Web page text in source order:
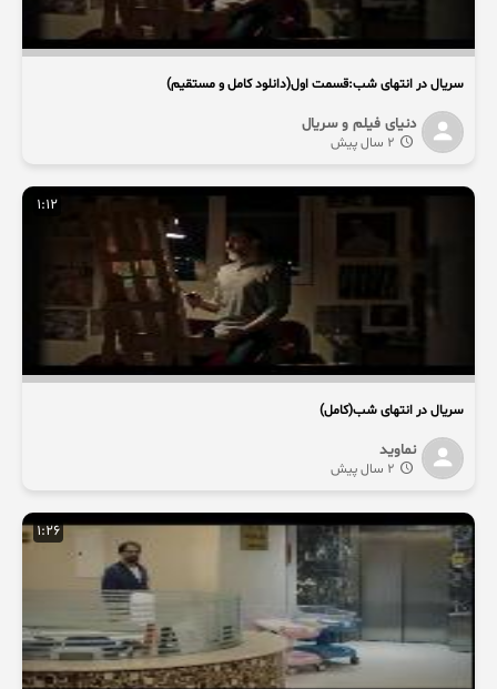
سریال در انتهای شب:قسمت اول(دانلود کامل و مستقیم)
دنیای فیلم و سریال
1:12
سریال در انتهای شب(کامل)
نماوید
1:26